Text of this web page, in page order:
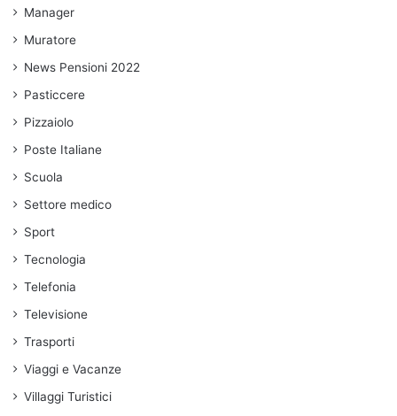
Manager
Muratore
News Pensioni 2022
Pasticcere
Pizzaiolo
Poste Italiane
Scuola
Settore medico
Sport
Tecnologia
Telefonia
Televisione
Trasporti
Viaggi e Vacanze
Villaggi Turistici